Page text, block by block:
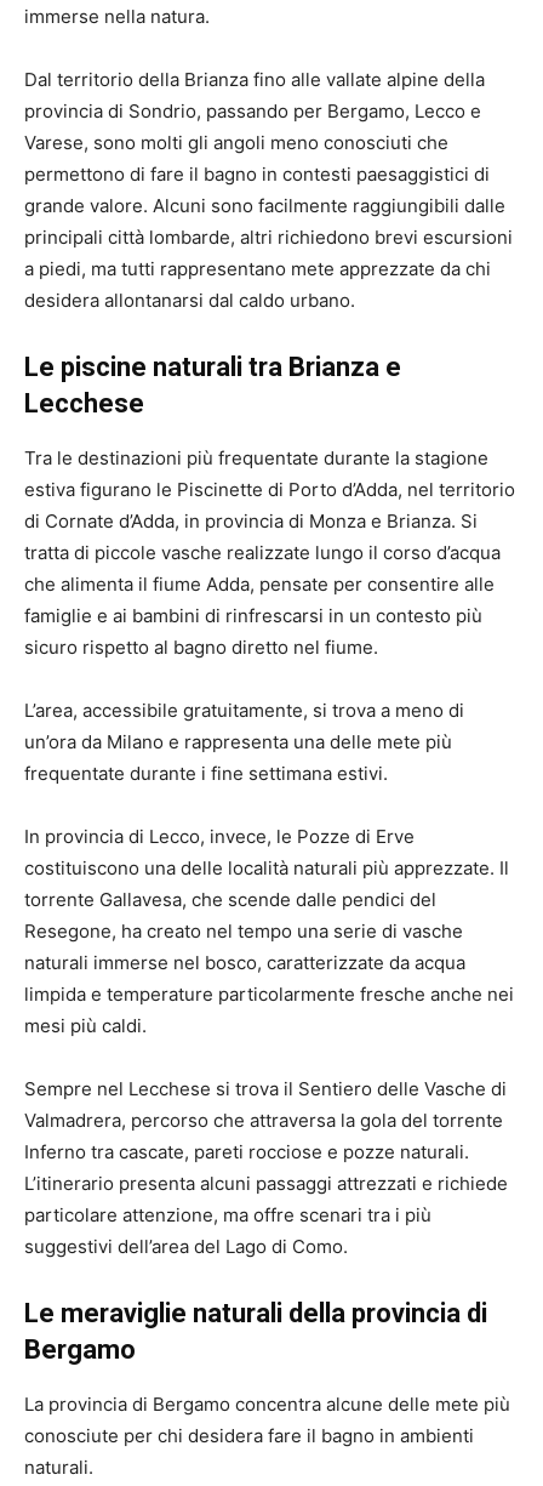
immerse nella natura.
Dal territorio della Brianza fino alle vallate alpine della
provincia di Sondrio, passando per Bergamo, Lecco e
Varese, sono molti gli angoli meno conosciuti che
permettono di fare il bagno in contesti paesaggistici di
grande valore. Alcuni sono facilmente raggiungibili dalle
principali città lombarde, altri richiedono brevi escursioni
a piedi, ma tutti rappresentano mete apprezzate da chi
desidera allontanarsi dal caldo urbano.
Le piscine naturali tra Brianza e
Lecchese
Tra le destinazioni più frequentate durante la stagione
estiva figurano le Piscinette di Porto d’Adda, nel territorio
di Cornate d’Adda, in provincia di Monza e Brianza. Si
tratta di piccole vasche realizzate lungo il corso d’acqua
che alimenta il fiume Adda, pensate per consentire alle
famiglie e ai bambini di rinfrescarsi in un contesto più
sicuro rispetto al bagno diretto nel fiume.
L’area, accessibile gratuitamente, si trova a meno di
un’ora da Milano e rappresenta una delle mete più
frequentate durante i fine settimana estivi.
In provincia di Lecco, invece, le Pozze di Erve
costituiscono una delle località naturali più apprezzate. Il
torrente Gallavesa, che scende dalle pendici del
Resegone, ha creato nel tempo una serie di vasche
naturali immerse nel bosco, caratterizzate da acqua
limpida e temperature particolarmente fresche anche nei
mesi più caldi.
Sempre nel Lecchese si trova il Sentiero delle Vasche di
Valmadrera, percorso che attraversa la gola del torrente
Inferno tra cascate, pareti rocciose e pozze naturali.
L’itinerario presenta alcuni passaggi attrezzati e richiede
particolare attenzione, ma offre scenari tra i più
suggestivi dell’area del Lago di Como.
Le meraviglie naturali della provincia di
Bergamo
La provincia di Bergamo concentra alcune delle mete più
conosciute per chi desidera fare il bagno in ambienti
naturali.